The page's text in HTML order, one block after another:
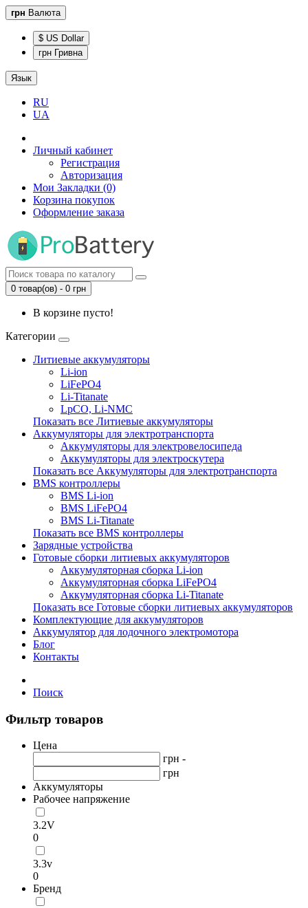
грн Валюта
$ US Dollar
грн Гривна
Язык
RU
UA
Личный кабинет
Регистрация
Авторизация
Мои Закладки (0)
Корзина покупок
Оформление заказа
0 товар(ов) - 0 грн
В корзине пусто!
Категории
Литиевые аккумуляторы
Li-ion
LiFePO4
Li-Titanate
LpCO, Li-NMC
Показать все Литиевые аккумуляторы
Аккумуляторы для электротранспорта
Аккумуляторы для электровелосипеда
Аккумуляторы для электроскутера
Показать все Аккумуляторы для электротранспорта
BMS контроллеры
BMS Li-ion
BMS LiFePO4
BMS Li-Titanate
Показать все BMS контроллеры
Зарядные устройства
Готовые сборки литиевых аккумуляторов
Аккумуляторная сборка Li-ion
Аккумуляторная сборка LiFePO4
Аккумуляторная сборка Li-Titanate
Показать все Готовые сборки литиевых аккумуляторов
Комплектующие для аккумуляторов
Аккумулятор для лодочного электромотора
Блог
Контакты
Поиск
Фильтр товаров
Цена
грн -
грн
Аккумуляторы
Рабочее напряжение
3.2V
0
3.3v
0
Бренд